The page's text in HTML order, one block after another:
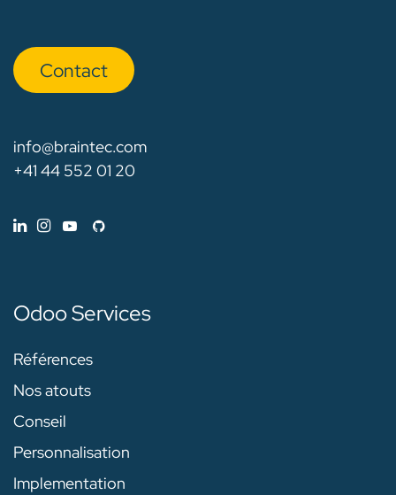
Con​​​​tact
info@braintec.com
+41 44 552 01 20
Odoo Services
Références
Nos atouts
Conseil
Personnalisation
Implementation